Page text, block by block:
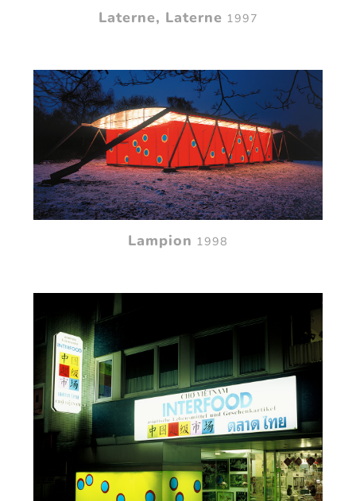
Laterne, Laterne 1997
Lampion 1998